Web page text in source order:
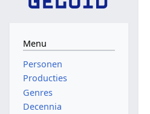
Menu
Personen
Producties
Genres
Decennia